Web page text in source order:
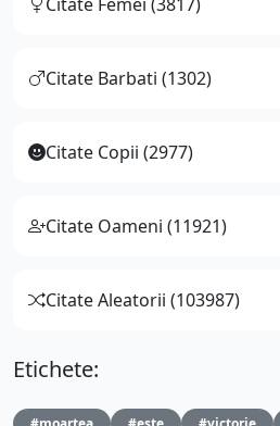
Citate Barbati (1302)
Citate Copii (2977)
Citate Oameni (11921)
Citate Aleatorii (103987)
Etichete: